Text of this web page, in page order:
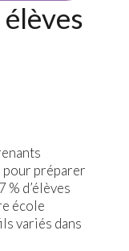
préparer
d’élèves
école
variés dans